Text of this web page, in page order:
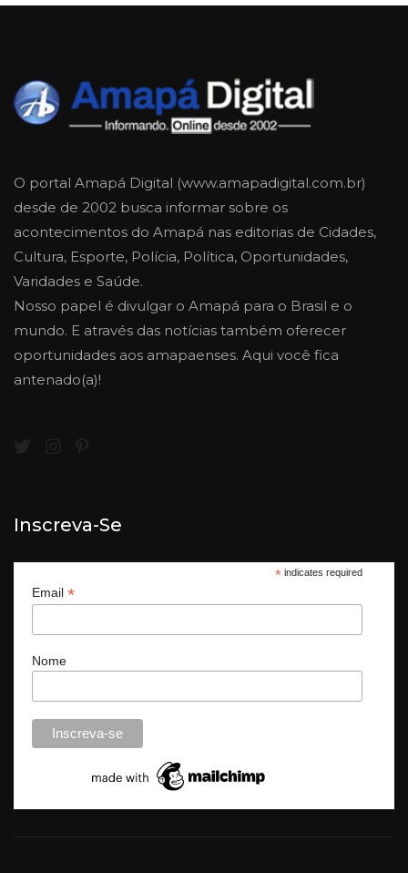
O portal Amapá Digital (www.amapadigital.com.br)
desde de 2002 busca informar sobre os
acontecimentos do Amapá nas editorias de Cidades,
Cultura, Esporte, Polícia, Política, Oportunidades,
Varidades e Saúde.
Nosso papel é divulgar o Amapá para o Brasil e o
mundo. E através das notícias também oferecer
oportunidades aos amapaenses. Aqui você fica
antenado(a)!
Inscreva-Se
*indicates required
Email *
Nome